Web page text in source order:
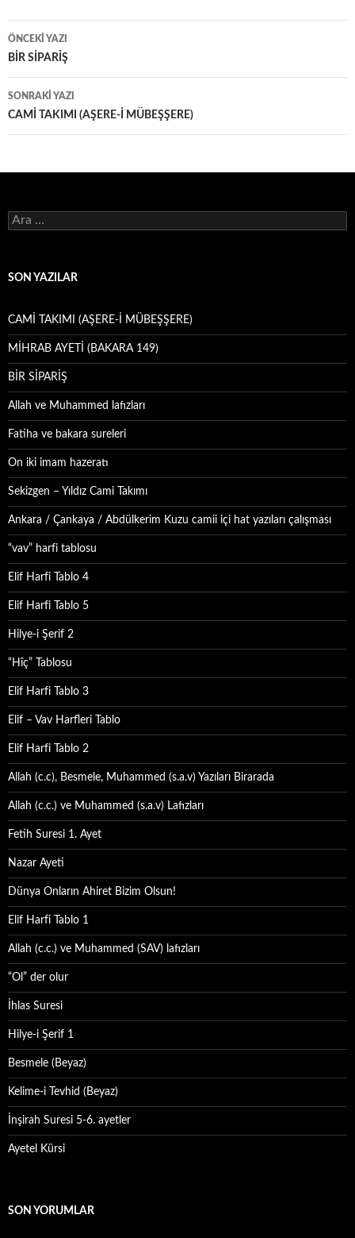
Yazı
dolaşımı
ÖNCEKI YAZI
BİR SİPARİŞ
SONRAKI YAZI
CAMİ TAKIMI (AŞERE-İ MÜBEŞŞERE)
Arama:
SON YAZILAR
CAMİ TAKIMI (AŞERE-İ MÜBEŞŞERE)
MİHRAB AYETİ (BAKARA 149)
BİR SİPARİŞ
Allah ve Muhammed lafızları
Fatiha ve bakara sureleri
On iki imam hazeratı
Sekizgen – Yıldız Cami Takımı
Ankara / Çankaya / Abdülkerim Kuzu camii içi hat yazıları çalışması
“vav” harfi tablosu
Elif Harfi Tablo 4
Elif Harfi Tablo 5
Hilye-i Şerif 2
“Hîç” Tablosu
Elif Harfi Tablo 3
Elif – Vav Harfleri Tablo
Elif Harfi Tablo 2
Allah (c.c), Besmele, Muhammed (s.a.v) Yazıları Birarada
Allah (c.c.) ve Muhammed (s.a.v) Lafızları
Fetih Suresi 1. Ayet
Nazar Ayeti
Dünya Onların Ahiret Bizim Olsun!
Elif Harfi Tablo 1
Allah (c.c.) ve Muhammed (SAV) lafızları
“Ol” der olur
İhlas Suresi
Hilye-i Şerif 1
Besmele (Beyaz)
Kelime-i Tevhid (Beyaz)
İnşirah Suresi 5-6. ayetler
Ayetel Kürsi
SON YORUMLAR